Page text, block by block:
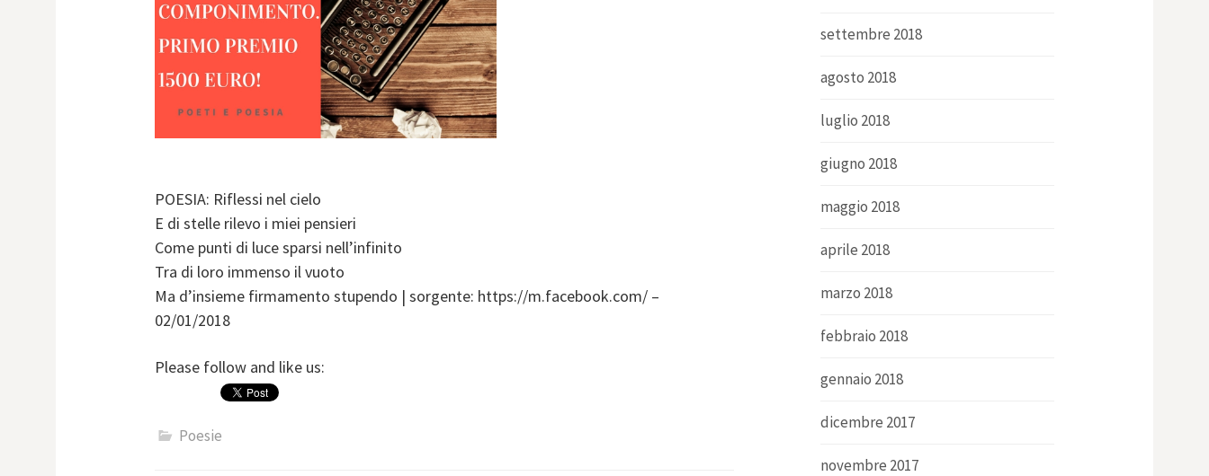
POESIA: Riflessi nel cielo
E di stelle rilevo i miei pensieri
Come punti di luce sparsi nell’infinito
Tra di loro immenso il vuoto
Ma d’insieme firmamento stupendo | sorgente: https://m.facebook.com/ –
02/01/2018
Please follow and like us:
Poesie
settembre 2018
agosto 2018
luglio 2018
giugno 2018
maggio 2018
aprile 2018
marzo 2018
febbraio 2018
gennaio 2018
dicembre 2017
novembre 2017